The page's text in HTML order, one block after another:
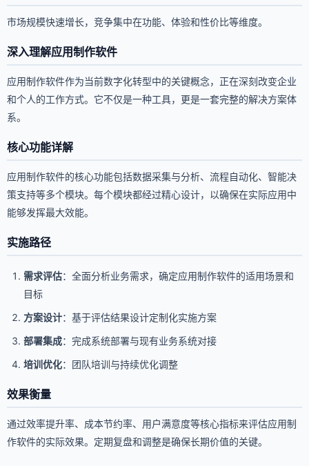
市场规模快速增长，竞争集中在功能、体验和性价比等维度。
深入理解应用制作软件
应用制作软件作为当前数字化转型中的关键概念，正在深刻改变企业
和个人的工作方式。它不仅是一种工具，更是一套完整的解决方案体
系。
核心功能详解
应用制作软件的核心功能包括数据采集与分析、流程自动化、智能决
策支持等多个模块。每个模块都经过精心设计，以确保在实际应用中
能够发挥最大效能。
实施路径
需求评估：全面分析业务需求，确定应用制作软件的适用场景和
目标
方案设计：基于评估结果设计定制化实施方案
部署集成：完成系统部署与现有业务系统对接
培训优化：团队培训与持续优化调整
效果衡量
通过效率提升率、成本节约率、用户满意度等核心指标来评估应用制
作软件的实际效果。定期复盘和调整是确保长期价值的关键。